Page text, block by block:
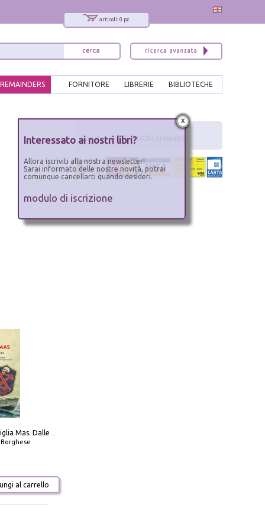
articoli: 0 pz.
BIBLIOTECHE
LIBRERIE
FORNITORE
REMAINDERS
Decima flottiglia Mas. Dalle origini all'armistizio
al carrello
non disponibile - NON ordinabile
x
Interessato ai nostri libri?
Allora iscriviti alla nostra newsletter!
Sarai informato delle nostre novità, potrai
comunque cancellarti quando desideri.
modulo di iscrizione